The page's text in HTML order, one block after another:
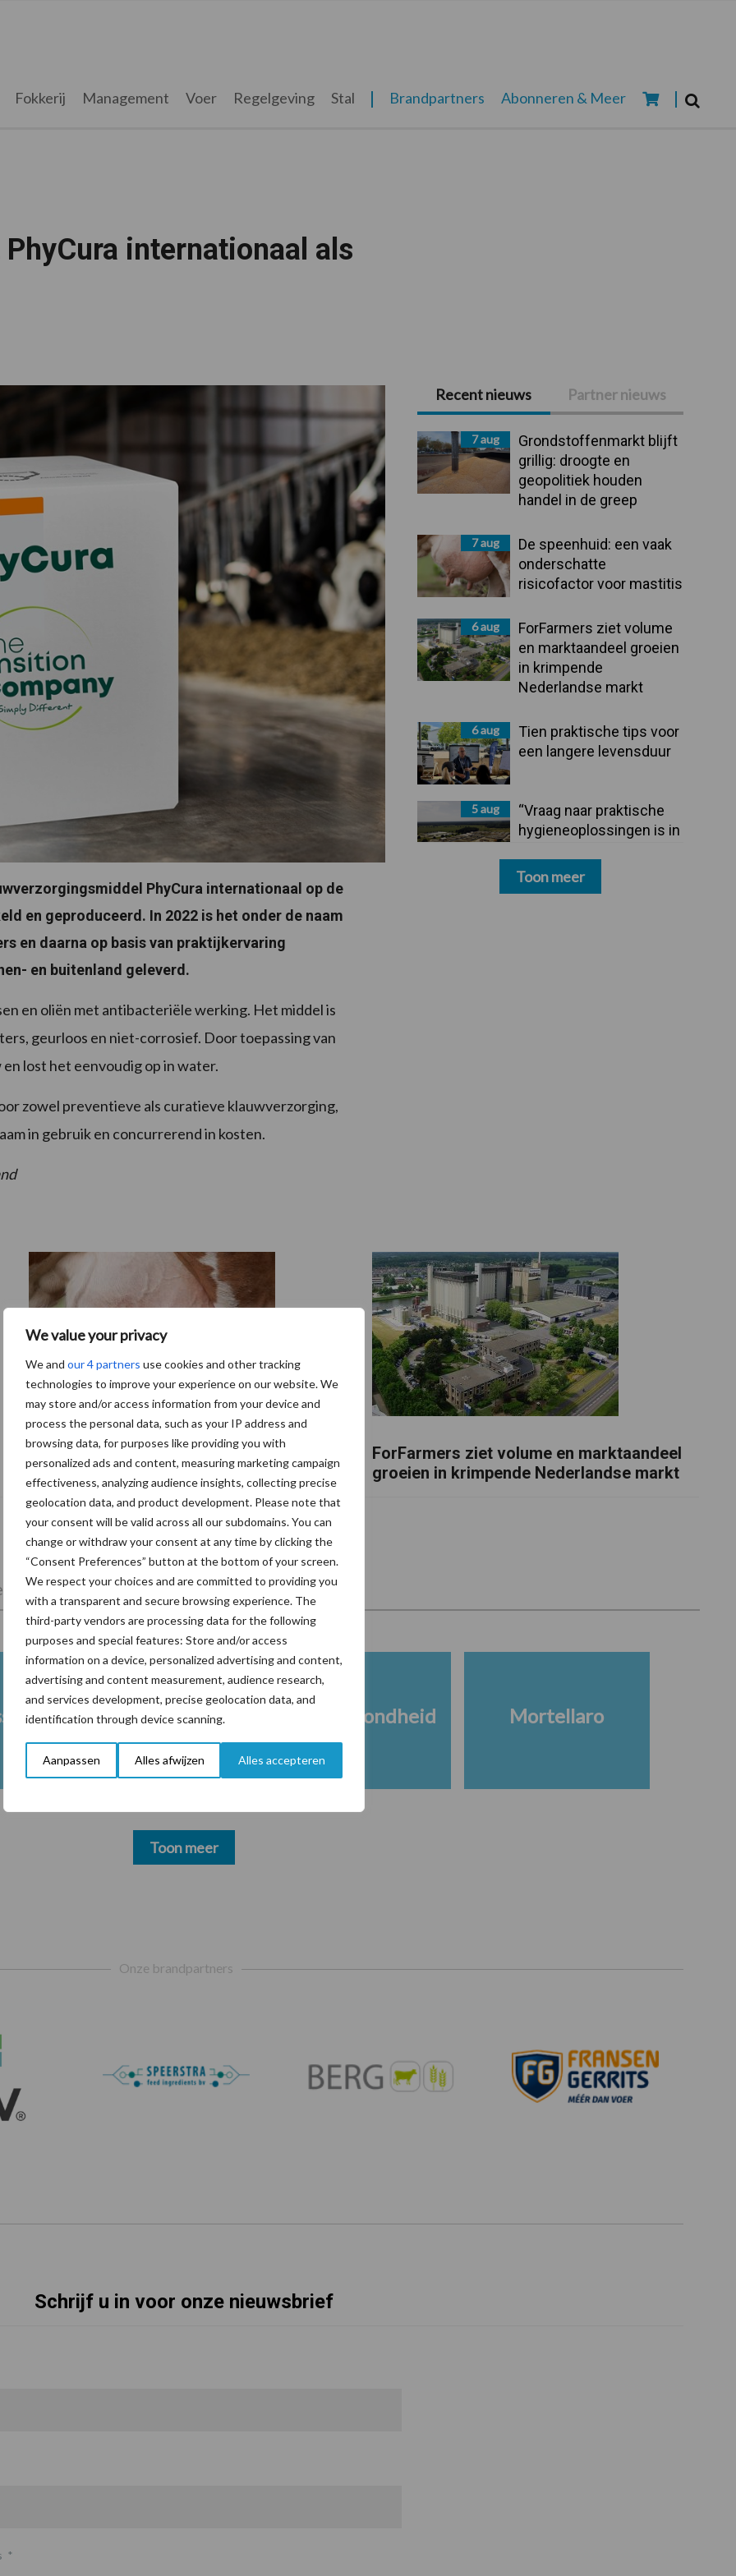
We value your privacy
We and our 4 partners use cookies and other tracking
technologies to improve your experience on our website. We
may store and/or access information from your device and
process the personal data, such as your IP address and
browsing data, for purposes like providing you with
personalized ads and content, measuring marketing campaign
effectiveness, analyzing audience insights, collecting precise
geolocation data, and product development. Please note that
your consent will be valid across all our subdomains. You can
change or withdraw your consent at any time by clicking the
“Consent Preferences” button at the bottom of your screen.
We respect your choices and are committed to providing you
with a transparent and secure browsing experience. The
third-party vendors are processing data for the following
purposes and special features: Store and/or access
information on a device, personalized advertising and content,
advertising and content measurement, audience research,
and services development, precise geolocation data, and
identification through device scanning.
Aanpassen Alles afwijzen Alles accepteren
Fokkerij Management Voer Regelgeving Stal Brandpartners Abonneren & Meer
internationaal als
PhyCura internationaal op de
en geproduceerd. In 2022 is het onder de naam
en daarna op basis van praktijkervaring
en buitenland geleverd.
en oliën met antibacteriële werking. Het middel is
geurloos en niet-corrosief. Door toepassing van
lost het eenvoudig op in water.
zowel preventieve als curatieve klauwverzorging,
in gebruik en concurrerend in kosten.
Primaire
Sidebar
Recent nieuws Partner nieuws
7 aug
Grondstoffenmarkt blijft
grillig: droogte en
geopolitiek houden
handel in de greep
7 aug
De speenhuid: een vaak
onderschatte
risicofactor voor mastitis
6 aug
ForFarmers ziet volume
en marktaandeel groeien
in krimpende
Nederlandse markt
6 aug
Tien praktische tips voor
een langere levensduur
5 aug
“Vraag naar praktische
hygieneoplossingen is in
Toon meer
De speenhuid: een vaak onderschatte
risicofactor voor mastitis
ForFarmers ziet volume en marktaandeel
groeien in krimpende Nederlandse markt
Veevoer Wet en regelgeving
Ketose Klauwgezondheid Mortellaro
Toon meer
Onze brandpartners
Schrijf u in voor onze nieuwsbrief
*